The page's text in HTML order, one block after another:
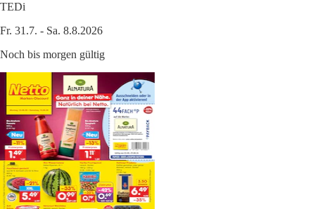
TEDi
Fr. 31.7. - Sa. 8.8.2026
Noch bis morgen gültig